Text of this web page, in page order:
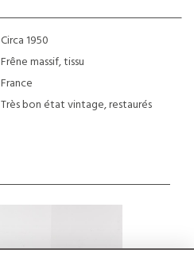
Circa 1950
Frêne massif, tissu
France
Très bon état vintage, restaurés